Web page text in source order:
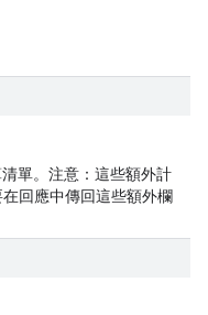
單。注意：這些額外計
回應中傳回這些額外欄